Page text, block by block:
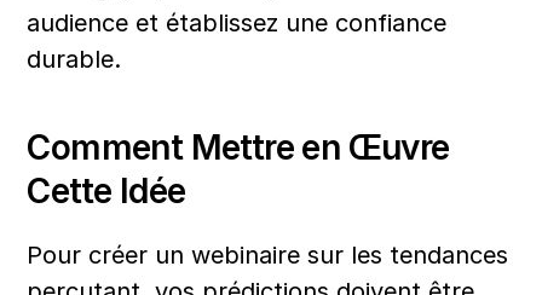
audience et établissez une confiance
durable.
Comment Mettre en Œuvre
Cette Idée
Pour créer un webinaire sur les tendances